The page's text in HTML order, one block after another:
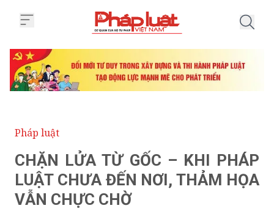
Pháp luật
CHẶN LỬA TỪ GỐC – KHI PHÁP
LUẬT CHƯA ĐẾN NƠI, THẢM HỌA
VẪN CHỰC CHỜ